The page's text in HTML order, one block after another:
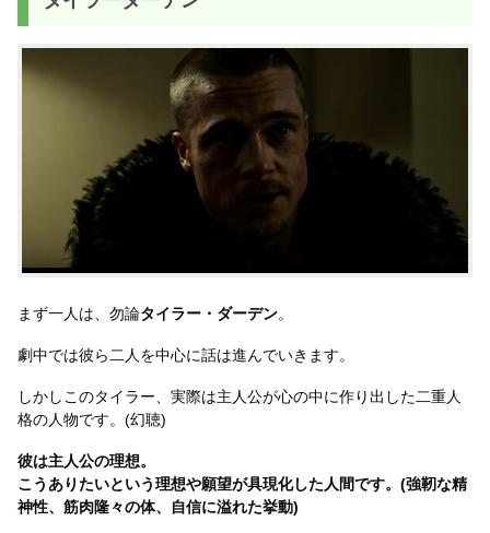
まず一人は、勿論タイラー・ダーデン。
劇中では彼ら二人を中心に話は進んでいきます。
しかしこのタイラー、実際は主人公が心の中に作り出した二重人
格の人物です。(幻聴)
彼は主人公の理想。
こうありたいという理想や願望が具現化した人間です。(強靭な精
神性、筋肉隆々の体、自信に溢れた挙動)